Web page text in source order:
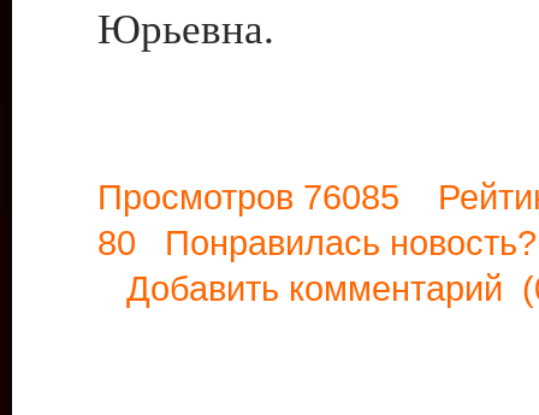
Юрьевна.
Просмотров 76085
80 Понравилась
Добавить комментарий